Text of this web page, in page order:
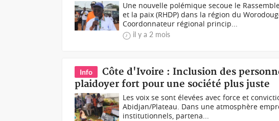
Une nouvelle polémique secoue le
et la paix (RHDP) dans la région du
Coordonnateur régional princip...
il y a 2 mois
Info
Côte d'Ivoire : Inclusion des
plaidoyer fort pour une société plus juste
Les voix se sont élevées avec force et
Abidjan/Plateau. Dans une atmosphère
institutionnels, partena...